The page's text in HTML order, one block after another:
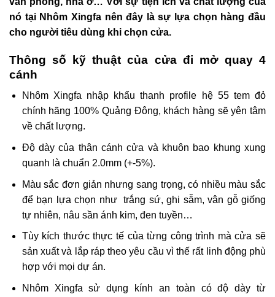
nó tại Nhôm Xingfa nên đây là sự lựa chọn hàng đầu
cho người tiêu dùng khi chọn cửa.
Thông số kỹ thuật của cửa đi mở quay 4
cánh
Nhôm Xingfa nhập khẩu thanh profile hệ 55 tem đỏ
chính hãng 100% Quảng Đông, khách hàng sẽ yên tâm
về chất lượng.
Độ dày của thân cánh cửa và khuôn bao khung xung
quanh là chuẩn 2.0mm (+-5%).
Màu sắc đơn giản nhưng sang trọng, có nhiều màu sắc
để bạn lựa chọn như trắng sứ, ghi sẫm, vân gỗ giống
tự nhiên, nâu sần ánh kim, đen tuyền…
Tùy kích thước thực tế của từng công trình mà cửa sẽ
sản xuất và lắp ráp theo yêu cầu vì thế rất linh động phù
hợp với mọi dự án.
Nhôm Xingfa sử dụng kính an toàn có độ dày từ